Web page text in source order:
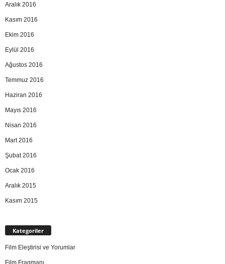
Aralık 2016
Kasım 2016
Ekim 2016
Eylül 2016
Ağustos 2016
Temmuz 2016
Haziran 2016
Mayıs 2016
Nisan 2016
Mart 2016
Şubat 2016
Ocak 2016
Aralık 2015
Kasım 2015
Kategoriler
Film Eleştirisi ve Yorumlar
Film Fragmanı